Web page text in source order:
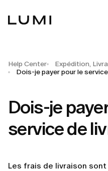
Help Center
Expédition,
Dois-je payer pour le
Dois-je
service de
Les frais de livraison